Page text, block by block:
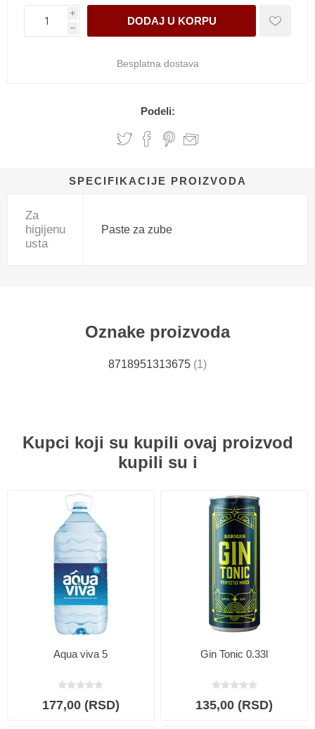
i
h
Besplatna dostava
Podeli:
SPECIFIKACIJE PROIZVODA
Za
higijenu
usta
Paste za zube
Oznake proizvoda
8718951313675 (1)
Kupci koji su kupili ovaj proizvod
kupili su i
Aqua viva 5
177,00 (RSD)
Gin Tonic 0.33l
135,00 (RSD)